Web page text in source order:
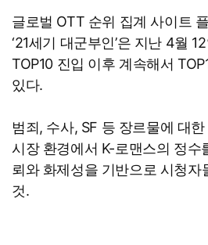
글로벌 OTT 순위 집계 사이트
‘21세기 대군부인’은 지난 4월
TOP10 진입 이후 계속해서
있다.
범죄, 수사, SF 등 장르물에 대
시장 환경에서 K-로맨스의 정수
뢰와 화제성을 기반으로 시청자
것.